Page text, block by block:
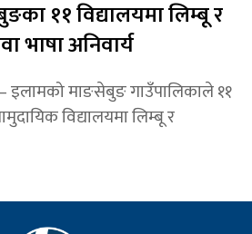
११ विद्यालयमा लिम्बू र
भाषा अनिवार्य
इलामको माङसेबुङ गाउँपालिकाले ११
विद्यालयमा लिम्बू र